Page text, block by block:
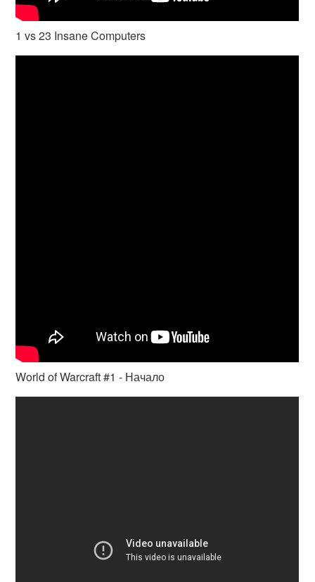
1 vs 23 Insane Computers
World of Warcraft #1 - Начало